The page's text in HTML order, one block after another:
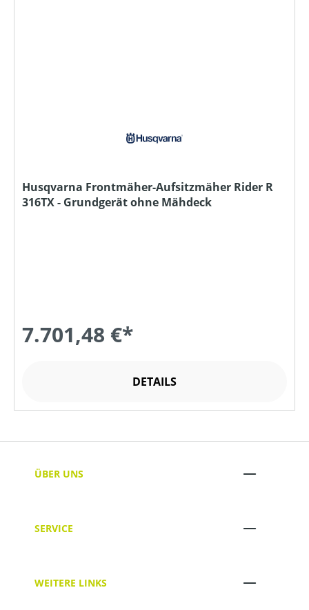
Husqvarna Frontmäher-Aufsitzmäher Rider R
316TX - Grundgerät ohne Mähdeck
7.701,48 €*
DETAILS
ÜBER UNS
SERVICE
WEITERE LINKS